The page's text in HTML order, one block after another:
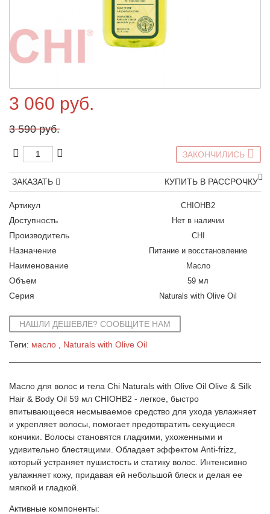
3 060 руб.
3 590 руб.
ЗАКОНЧИЛИСЬ
ЗАКАЗАТЬ КУПИТЬ В РАССРОЧКУ
Артикул CHIOHB2
Доступность Нет в наличии
Производитель CHI
Назначение Питание и восстановление
Наименование Масло
Объем 59 мл
Серия Naturals with Olive Oil
НАШЛИ ДЕШЕВЛЕ? СООБЩИТЕ НАМ
Теги: масло Naturals with Olive Oil
Масло для волос и тела Chi Naturals with Olive Oil Olive & Silk
Hair & Body Oil 59 мл CHIOHB2 - легкое, быстро
впитывающееся несмываемое средство для ухода увлажняет
и укрепляет волосы, помогает предотвратить секущиеся
кончики. Волосы становятся гладкими, ухоженными и
удивительно блестящими. Обладает эффектом Anti-frizz,
который устраняет пушистость и статику волос. Интенсивно
увлажняет кожу, придавая ей небольшой блеск и делая ее
мягкой и гладкой.
Активные компоненты: